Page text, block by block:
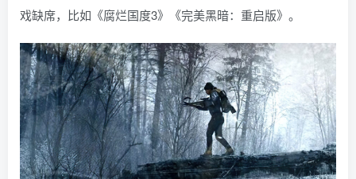
戏缺席，比如《腐烂国度3》《完美黑暗：重启版》。